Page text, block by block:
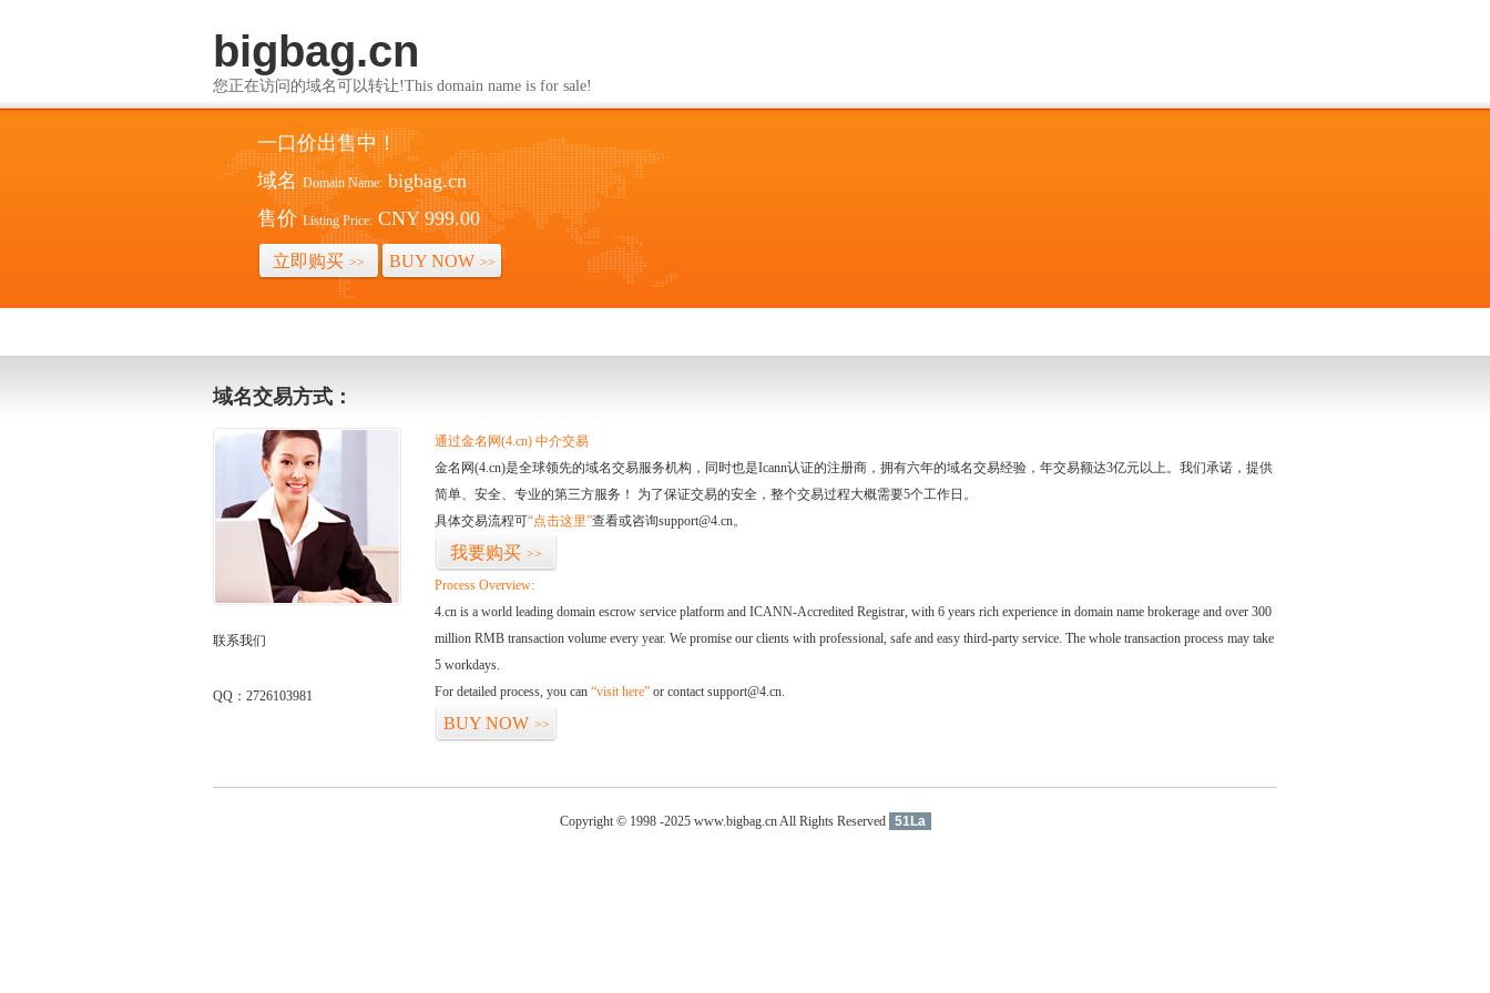
bigbag.cn
您正在访问的域名可以转让!This domain name is for sale!
一口价出售中！
域名 Domain Name: bigbag.cn
售价 Listing Price: CNY 999.00
立即购买 >> BUY NOW >>
域名交易方式：
联系我们
QQ：2726103981
通过金名网(4.cn) 中介交易
金名网(4.cn)是全球领先的域名交易服务机构，同时也是Icann认证的注册商，拥有六年的域名交易经验，年交易额达3亿元以上。我们承诺，提供
简单、安全、专业的第三方服务！ 为了保证交易的安全，整个交易过程大概需要5个工作日。
具体交易流程可“点击这里”查看或咨询support@4.cn。
我要购买 >>
Process Overview:
4.cn is a world leading domain escrow service platform and ICANN-Accredited Registrar, with 6 years rich experience in domain name brokerage and over 300
million RMB transaction volume every year. We promise our clients with professional, safe and easy third-party service. The whole transaction process may take
5 workdays.
For detailed process, you can “visit here” or contact support@4.cn.
BUY NOW >>
Copyright © 1998 -2025 www.bigbag.cn All Rights Reserved 51La